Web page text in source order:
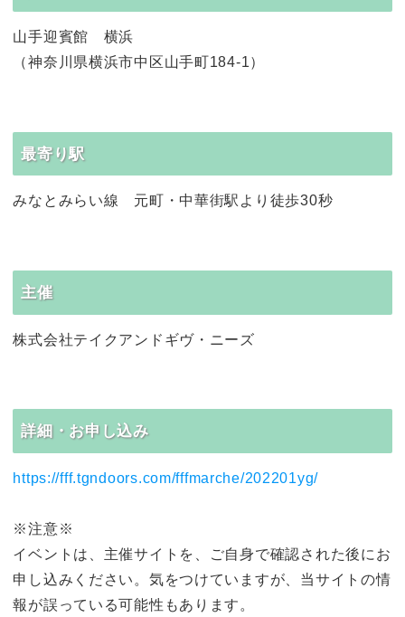
山手迎賓館 横浜
（神奈川県横浜市中区山手町184-1）
最寄り駅
みなとみらい線 元町・中華街駅より徒歩30秒
主催
株式会社テイクアンドギヴ・ニーズ
詳細・お申し込み
https://fff.tgndoors.com/fffmarche/202201yg/
※注意※
イベントは、主催サイトを、ご自身で確認された後にお
申し込みください。気をつけていますが、当サイトの情
報が誤っている可能性もあります。